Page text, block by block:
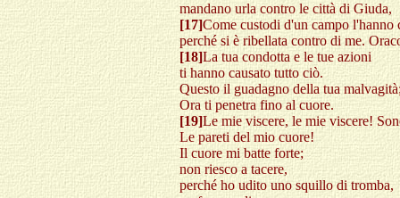
mandano urla contro le città di Giuda,
[17]Come custodi d'un campo l'hanno
perché si è ribellata contro di me.
[18]La tua condotta e le tue azioni
ti hanno causato tutto ciò.
Questo il guadagno della tua
Ora ti penetra fino al cuore.
[19]Le mie viscere, le mie viscere!
Le pareti del mio cuore!
Il cuore mi batte forte;
non riesco a tacere,
perché ho udito uno squillo di tromba,